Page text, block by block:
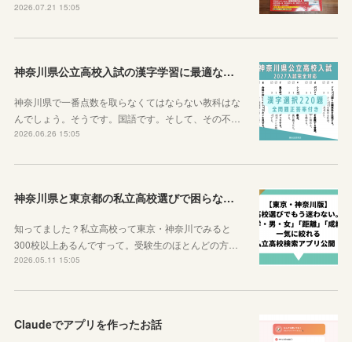
2026.07.21 15:05
神奈川県公立高校入試の漢字学習に最適な教材を紹介します！
神奈川県で一番点数を取らなくてはならない教科はな
んでしょう。そうです。国語です。そして、その不…
2026.06.26 15:05
神奈川県と東京都の私立高校選びで困らなくなるサイトを紹介するよ！
知ってました？私立高校って東京・神奈川でみると
300校以上あるんですって。受験生のほとんどの方…
2026.05.11 15:05
Claudeでアプリを作ったお話